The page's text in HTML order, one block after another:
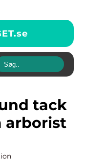
se
arborist